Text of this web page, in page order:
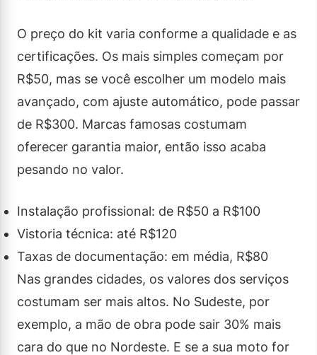
O preço do kit varia conforme a qualidade e as
certificações. Os mais simples começam por
R$50, mas se você escolher um modelo mais
avançado, com ajuste automático, pode passar
de R$300. Marcas famosas costumam
oferecer garantia maior, então isso acaba
pesando no valor.
Instalação profissional: de R$50 a R$100
Vistoria técnica: até R$120
Taxas de documentação: em média, R$80
Nas grandes cidades, os valores dos serviços
costumam ser mais altos. No Sudeste, por
exemplo, a mão de obra pode sair 30% mais
cara do que no Nordeste. E se a sua moto for